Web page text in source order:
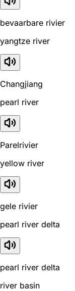
bevaarbare rivier
yangtze river
Changjiang
pearl river
Parelrivier
yellow river
gele rivier
pearl river delta
pearl river delta
river basin